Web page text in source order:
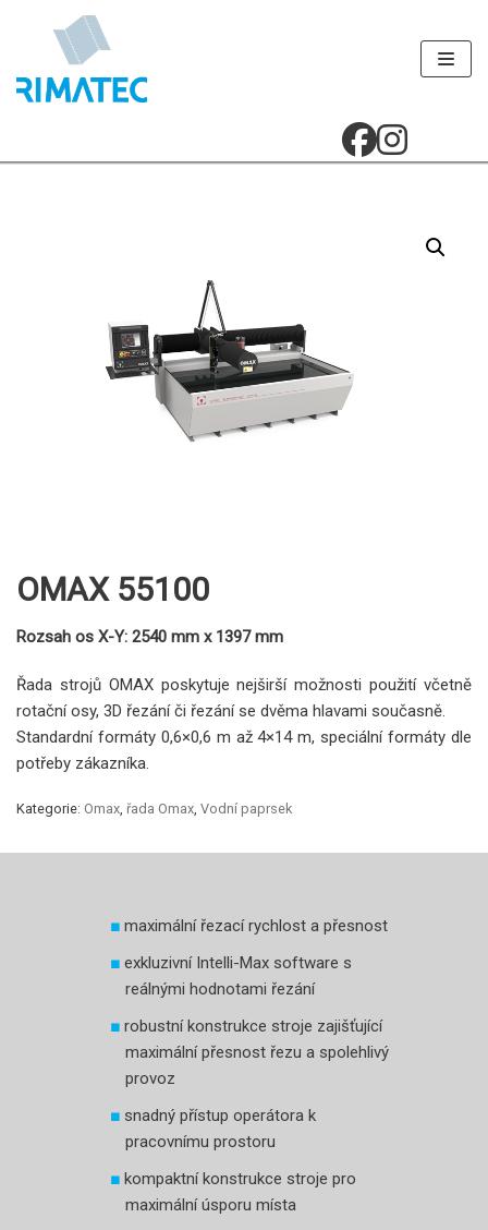
Přeskočit
obsah
OMAX 55100
Rozsah os X-Y: 2540 mm x 1397 mm
Řada strojů OMAX poskytuje nejširší možnosti použití včetně
rotační osy, 3D řezání či řezání se dvěma hlavami současně.
Standardní formáty 0,6×0,6 m až 4×14 m, speciální formáty dle
potřeby zákazníka.
Kategorie: Omax řada Omax Vodní paprsek
maximální řezací rychlost a přesnost
exkluzivní Intelli-Max software s
reálnými hodnotami řezání
robustní konstrukce stroje zajišťující
maximální přesnost řezu a spolehlivý
provoz
snadný přístup operátora k
pracovnímu prostoru
kompaktní konstrukce stroje pro
maximální úsporu místa